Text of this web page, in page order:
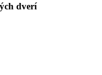
dverí